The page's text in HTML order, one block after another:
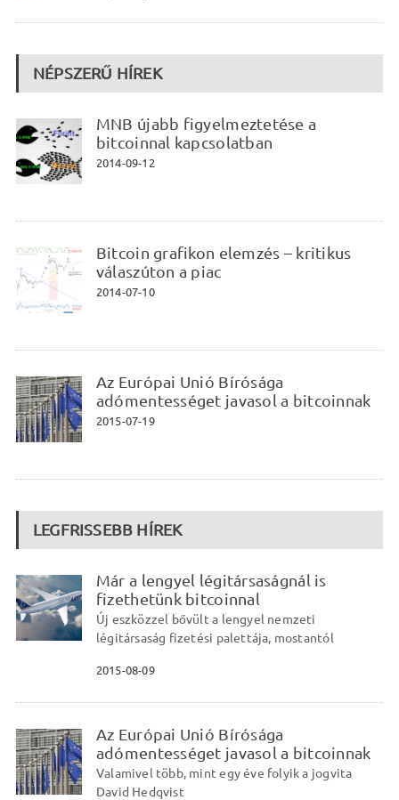
NÉPSZERŰ HÍREK
MNB újabb figyelmeztetése a
bitcoinnal kapcsolatban
2014-09-12
Bitcoin grafikon elemzés – kritikus
válaszúton a piac
2014-07-10
Az Európai Unió Bírósága
adómentességet javasol a bitcoinnak
2015-07-19
LEGFRISSEBB HÍREK
Már a lengyel légitársaságnál is
fizethetünk bitcoinnal
Új eszközzel bővült a lengyel nemzeti
légitársaság fizetési palettája, mostantól
2015-08-09
Az Európai Unió Bírósága
adómentességet javasol a bitcoinnak
Valamivel több, mint egy éve folyik a jogvita
David Hedqvist